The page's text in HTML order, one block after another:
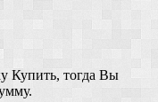
Купить, тогда Вы